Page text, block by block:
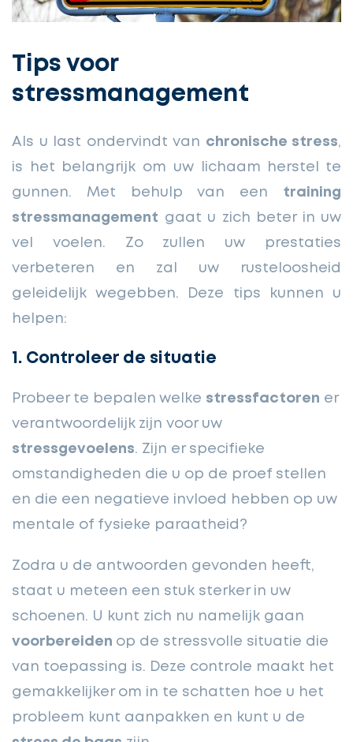
Tips voor
stressmanagement
Als u last ondervindt van chronische stress,
is het belangrijk om uw lichaam herstel
te
gunnen. Met behulp van een training
stressmanagement gaat u zich beter in uw
vel voelen. Zo zullen uw prestaties
verbeteren en zal uw rusteloosheid
geleidelijk wegebben. Deze tips kunnen u
helpen:
1. Controleer de situatie
Probeer te bepalen welke stressfactoren er
verantwoordelijk zijn voor uw
stressgevoelens. Zijn er specifieke
omstandigheden die u op de proef stellen
en die een negatieve invloed hebben op uw
mentale of fysieke paraatheid?
Zodra u de antwoorden gevonden heeft,
staat u meteen een stuk sterker in uw
schoenen. U kunt zich nu namelijk gaan
voorbereiden op de stressvolle situatie die
van toepassing is. Deze controle maakt het
gemakkelijker om in te schatten hoe u het
probleem kunt aanpakken en kunt u de